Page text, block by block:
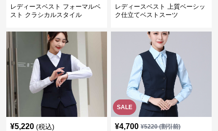
レディースベスト フォーマルベ
スト クラシカルスタイル
レディースベスト 上質ベーシッ
ク仕立てベストスーツ
¥5,220 (税込)
SALE
¥4,700 ¥5220(割引前)